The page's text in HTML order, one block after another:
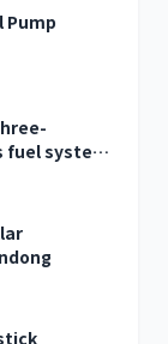
Pump
fuel system